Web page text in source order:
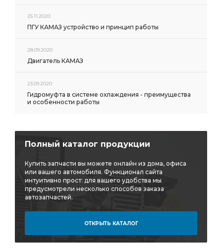
25.11.2020
ПГУ КАМАЗ устройство и принцип работы
28.09.2020
Двигатель КАМАЗ
23.09.2020
Гидромуфта в системе охлаждения - преимущества
и особенности работы
Полный каталог продукции
Купить запчасти вы можете онлайн из дома, офиса
или вашего автомобиля. Функционал сайта
интуитивно прост: для вашего удобства мы
предусмотрели несколько способов заказа
автозапчастей.
ОТКРЫТЬ КАТАЛОГ